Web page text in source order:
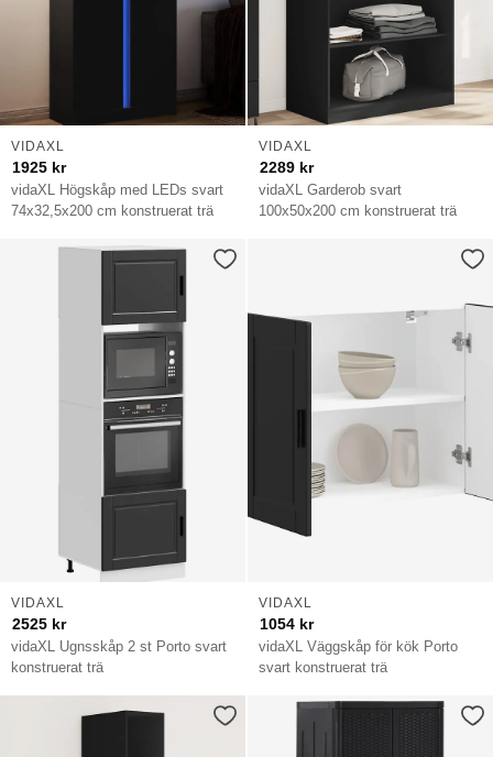
vidaXL Högskåp med LEDs svart
74x32,5x200 cm konstruerat trä
VIDAXL
1925 kr
vidaXL Garderob svart
100x50x200 cm konstruerat trä
VIDAXL
2289 kr
vidaXL Ugnsskåp 2 st Porto svart
konstruerat trä
VIDAXL
2525 kr
vidaXL Väggskåp för kök Porto
svart konstruerat trä
VIDAXL
1054 kr